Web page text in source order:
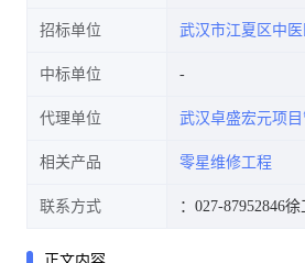
招标单位 武汉市江夏区中
中标单位
代理单位 武汉卓盛宏元项目
相关产品 零星维修工程
联系方式 ：027-87952846徐